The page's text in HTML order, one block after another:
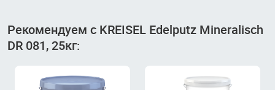
Рекомендуем с KREISEL Edelputz Mineralisch
DR 081, 25кг: